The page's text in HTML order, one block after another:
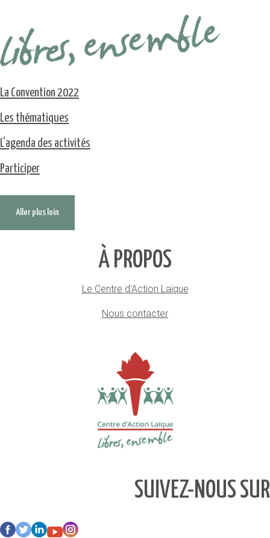
La Convention 2022
Les thématiques
L'agenda des activités
Participer
Aller plus loin
À PROPOS
Le Centre d'Action Laïque
Nous contacter
SUIVEZ-NOUS SUR